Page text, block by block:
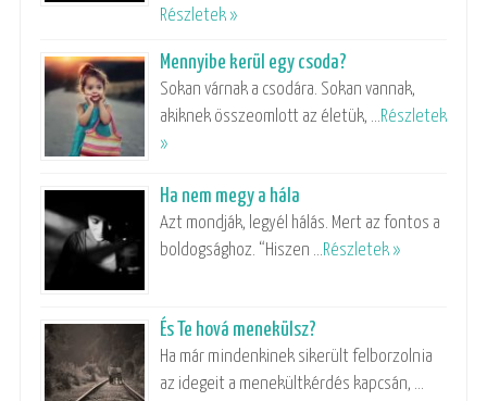
Részletek »
Mennyibe kerül egy csoda?
Sokan várnak a csodára. Sokan vannak,
akiknek összeomlott az életük, …Részletek
»
Ha nem megy a hála
Azt mondják, legyél hálás. Mert az fontos a
boldogsághoz. “Hiszen …Részletek »
És Te hová menekülsz?
Ha már mindenkinek sikerült felborzolnia
az idegeit a menekültkérdés kapcsán, …